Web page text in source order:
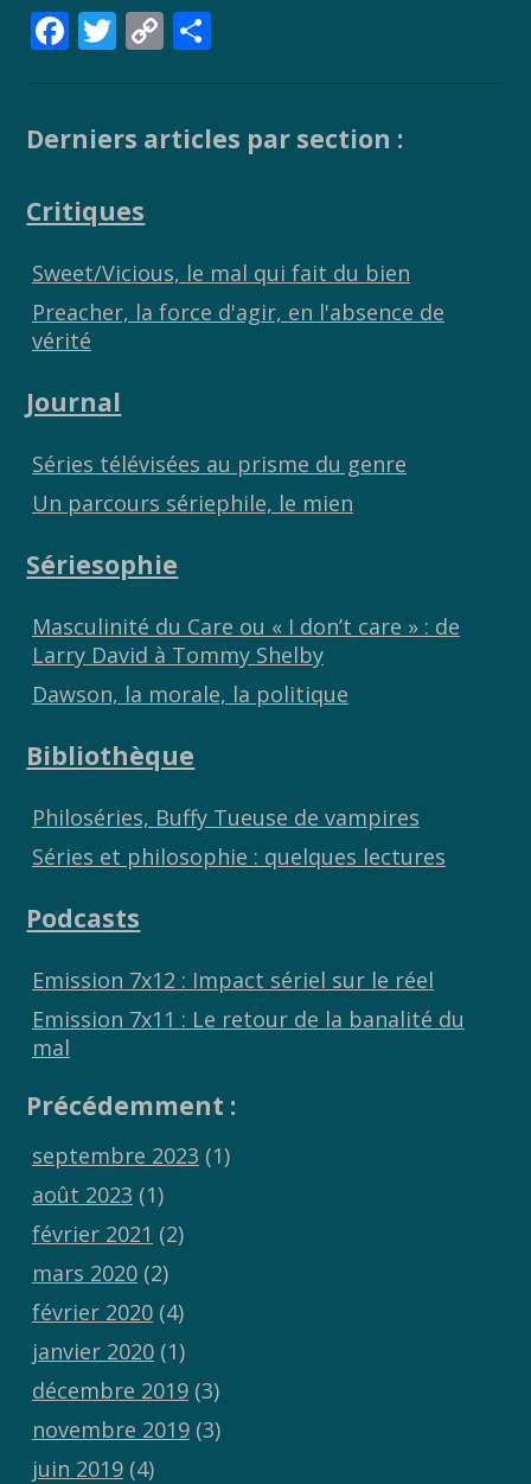
F
b
o
k
T
er
C
y
k
g
Derniers articles par section :
Critiques
Sweet/Vicious, le mal qui fait du bien
Preacher, la force d'agir, en l'absence de
vérité
Journal
Séries télévisées au prisme du genre
Un parcours sériephile, le mien
Sériesophie
Masculinité du Care ou « I don’t care » : de
Larry David à Tommy Shelby
Dawson, la morale, la politique
Bibliothèque
Philoséries, Buffy Tueuse de vampires
Séries et philosophie : quelques lectures
Podcasts
Emission 7x12 : Impact sériel sur le réel
Emission 7x11 : Le retour de la banalité du
mal
Précédemment :
septembre 2023 (1)
août 2023 (1)
février 2021 (2)
mars 2020(2)
février 2020(4)
janvier 2020(1)
décembre 2019(3)
novembre 2019(3)
juin 2019(4)